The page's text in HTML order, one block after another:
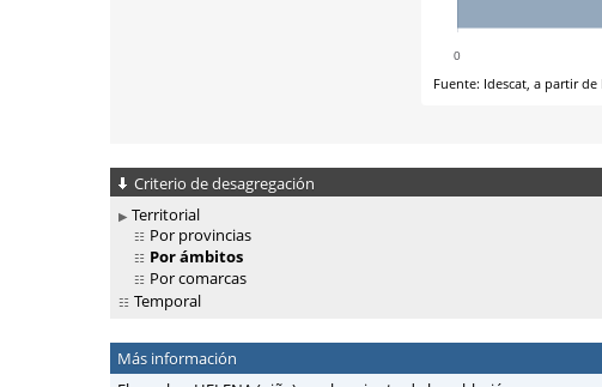
Criterio de desagregación
Territorial
Por provincias
Por ámbitos
Por comarcas
Temporal
Más información